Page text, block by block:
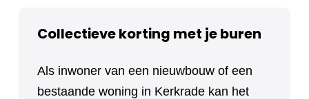
Collectieve korting met je buren
Als inwoner van een nieuwbouw of een
bestaande woning in Kerkrade kan het